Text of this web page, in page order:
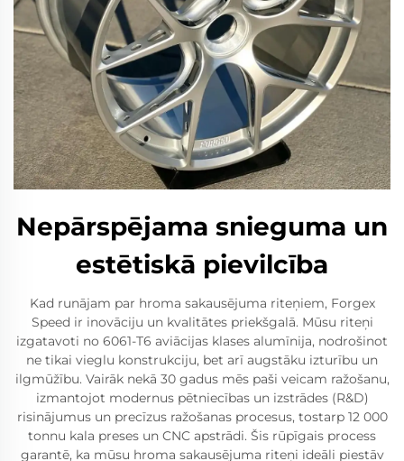
Nepārspējama snieguma un
estētiskā pievilcība
Kad runājam par hroma sakausējuma riteņiem, Forgex
Speed ir inovāciju un kvalitātes priekšgalā. Mūsu riteņi
izgatavoti no 6061-T6 aviācijas klases alumīnija, nodrošinot
ne tikai vieglu konstrukciju, bet arī augstāku izturību un
ilgmūžību. Vairāk nekā 30 gadus mēs paši veicam ražošanu,
izmantojot modernus pētniecības un izstrādes (R&D)
risinājumus un precīzus ražošanas procesus, tostarp 12 000
tonnu kala preses un CNC apstrādi. Šis rūpīgais process
garantē, ka mūsu hroma sakausējuma riteņi ideāli piestāv